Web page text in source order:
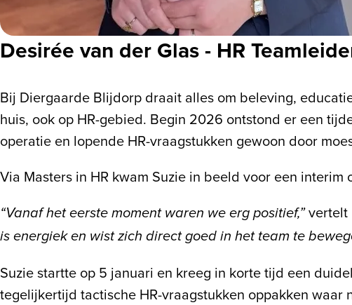
Desirée van der Glas - HR
Bij Diergaarde Blijdorp draait alles om beleving,
huis, ook op HR-gebied. Begin 2026 ontstond er een
operatie en lopende HR-vraagstukken gewoon door
Via Masters in HR kwam Suzie in beeld voor een
“Vanaf het eerste moment waren we erg positief,” vertelt
is energiek en wist zich direct goed in het team te
Suzie startte op 5 januari en kreeg in korte tijd een
tegelijkertijd tactische HR-vraagstukken oppakken waar